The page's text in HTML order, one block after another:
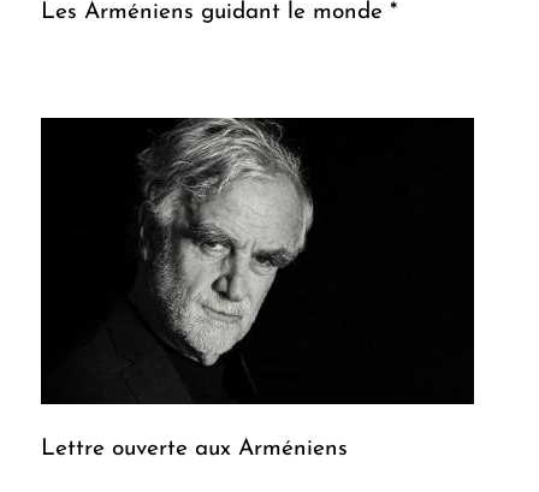
Les Arméniens guidant le monde *
Lettre ouverte aux Arméniens